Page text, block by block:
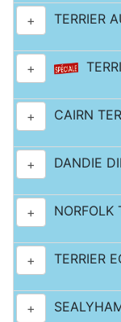
+ TERRIER
+
+ CAIRN
+ DANDIE
+
+ TERRIER
+